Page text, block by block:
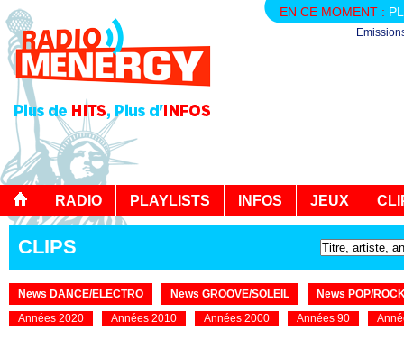
EN CE MOMENT :
RADIO PLAYLISTS INFOS JEUX
CLIPS
News DANCE/ELECTRO News GROOVE/SOLEIL
News POP/
Années 2020
Années 2010 Années 2000 Années 90